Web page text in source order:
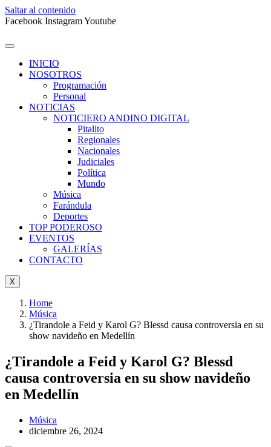
Saltar al contenido
Facebook InstagramYoutube
INICIO
NOSOTROS
Programación
Personal
NOTICIAS
NOTICIERO ANDINO DIGITAL
Pitalito
Regionales
Nacionales
Judiciales
Política
Mundo
Música
Farándula
Deportes
TOP PODEROSO
EVENTOS
GALERÍAS
CONTACTO
X
Home
Música
¿Tirandole a Feid y Karol G? Blessd causa controversia en su
show navideño en Medellín
¿Tirandole a Feid y Karol G? Blessd
causa controversia en su show navideño
en Medellín
Música
diciembre 26, 2024